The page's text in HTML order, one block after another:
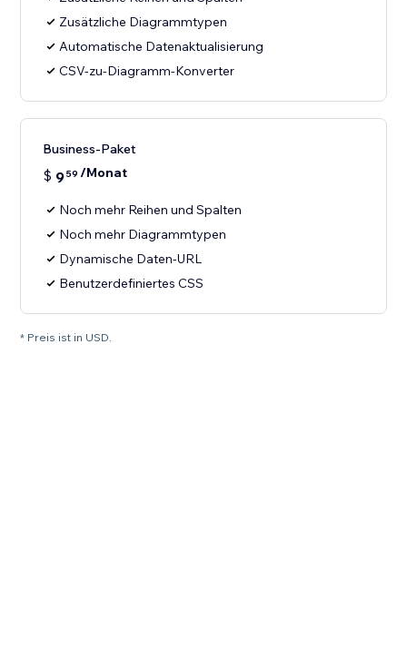
Zusätzliche Diagrammtypen
Automatische Datenaktualisierung
CSV-zu-Diagramm-Konverter
Business-Paket
$ 959 /Monat
Noch mehr Reihen und Spalten
Noch mehr Diagrammtypen
Dynamische Daten-URL
Benutzerdefiniertes CSS
* Preis ist in USD.